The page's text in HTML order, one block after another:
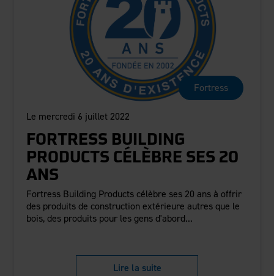
Fortress
Le mercredi 6 juillet 2022
FORTRESS BUILDING
PRODUCTS CÉLÈBRE SES 20
ANS
Fortress Building Products célèbre ses 20 ans à offrir
des produits de construction extérieure autres que le
bois, des produits pour les gens d'abord...
Lire la suite